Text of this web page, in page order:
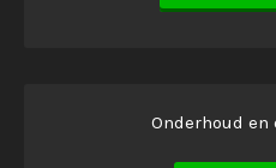
Onderhoud